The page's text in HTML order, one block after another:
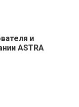
и
ASTRA